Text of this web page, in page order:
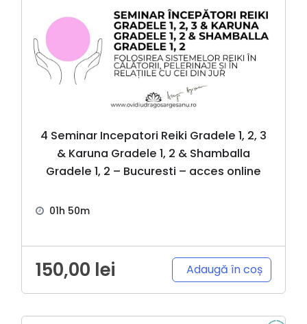
4 Seminar Incepatori Reiki Gradele 1, 2, 3
& Karuna Gradele 1, 2 & Shamballa
Gradele 1, 2 – Bucuresti – acces online
01h 50m
150,00 lei Adaugă în coș